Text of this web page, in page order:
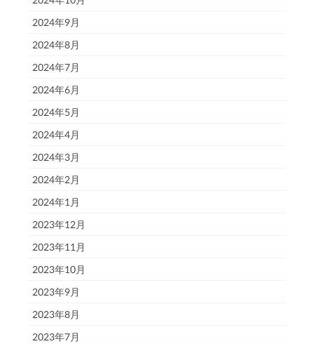
2024年9月
2024年8月
2024年7月
2024年6月
2024年5月
2024年4月
2024年3月
2024年2月
2024年1月
2023年12月
2023年11月
2023年10月
2023年9月
2023年8月
2023年7月